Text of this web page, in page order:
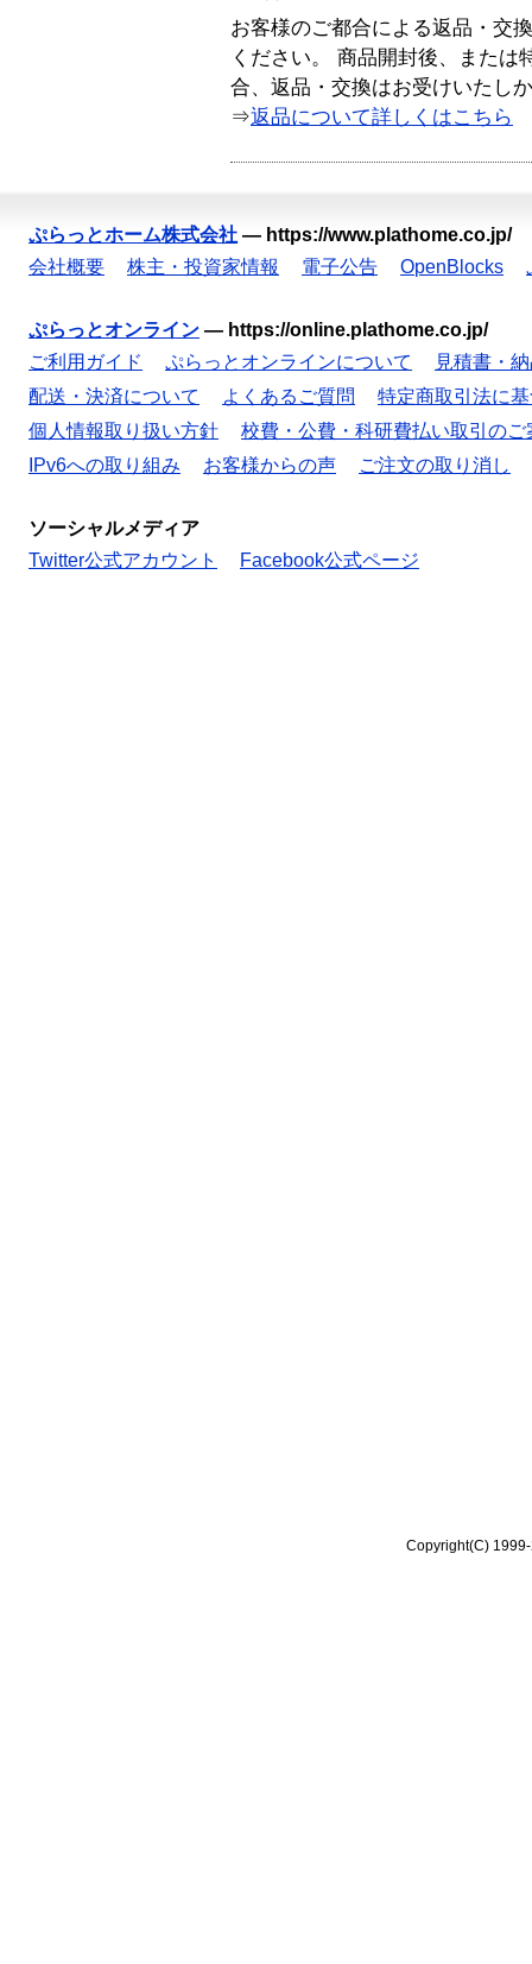
お客様のご都合による返品・交
ください。 商品開封後、または
合、返品・交換はお受けいたし
⇒返品について詳しくはこちら
ぷらっとホーム株式会社 — https://www.plathome.co.jp/
会社概要
株主・投資家情報 電子公告 OpenBlocks
ぷらっとオンライン — https://online.plathome.co.jp/
ご利用ガイド
ぷらっとオンラインについて
見積書・
配送・決済について
よくあるご質問
特定商取引法に
個人情報取り扱い方針
校費・公費・科研費払い取引のご
IPv6への取り組み
お客様からの声 ご注文の取り消し
ソーシャルメディア
Twitter公式アカウント
Facebook公式ページ
Copyright(C)